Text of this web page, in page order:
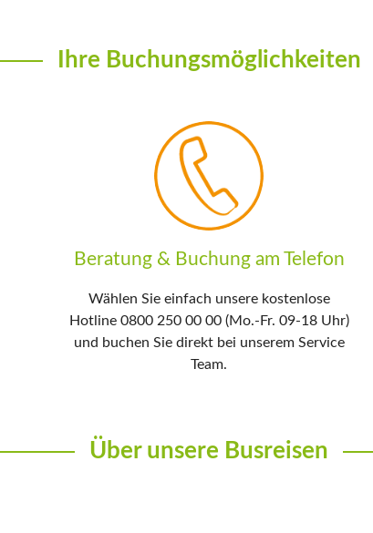
Ihre Buchungsmöglichkeiten
Beratung & Buchung am Telefon
Wählen Sie einfach unsere kostenlose
Hotline 0800 250 00 00 (Mo.-Fr. 09-18 Uhr)
und buchen Sie direkt bei unserem Service
Team.
Über unsere Busreisen